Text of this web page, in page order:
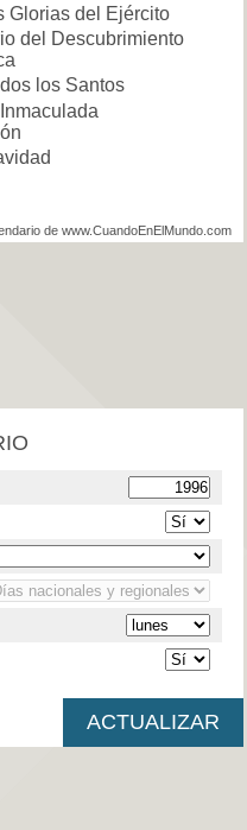
Glorias del Ejército
del Descubrimiento
los Santos
de www.CuandoEnElMundo.com